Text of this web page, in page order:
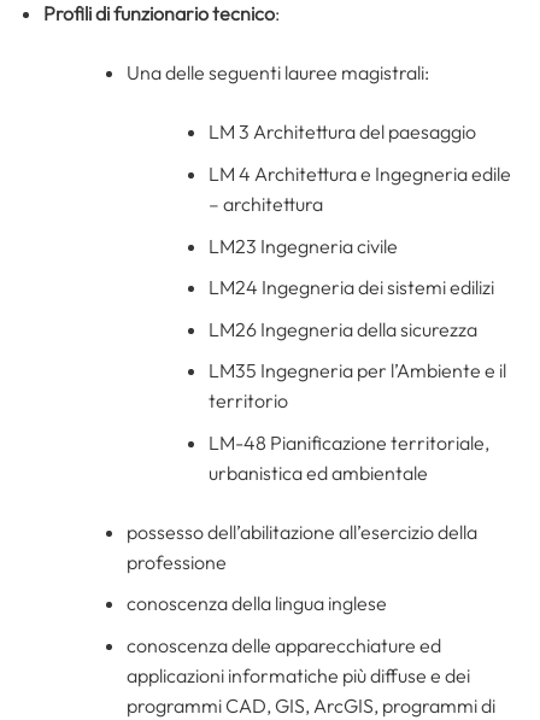
Profili di funzionario tecnico:
Una delle seguenti lauree magistrali:
LM 3 Architettura del paesaggio
LM 4 Architettura e Ingegneria edile
– architettura
LM23 Ingegneria civile
LM24 Ingegneria dei sistemi edilizi
LM26 Ingegneria della sicurezza
LM35 Ingegneria per l’Ambiente e il
territorio
LM-48 Pianificazione territoriale,
urbanistica ed ambientale
possesso dell’abilitazione all’esercizio della
professione
conoscenza della lingua inglese
conoscenza delle apparecchiature ed
applicazioni informatiche più diffuse e dei
programmi CAD, GIS, ArcGIS, programmi di